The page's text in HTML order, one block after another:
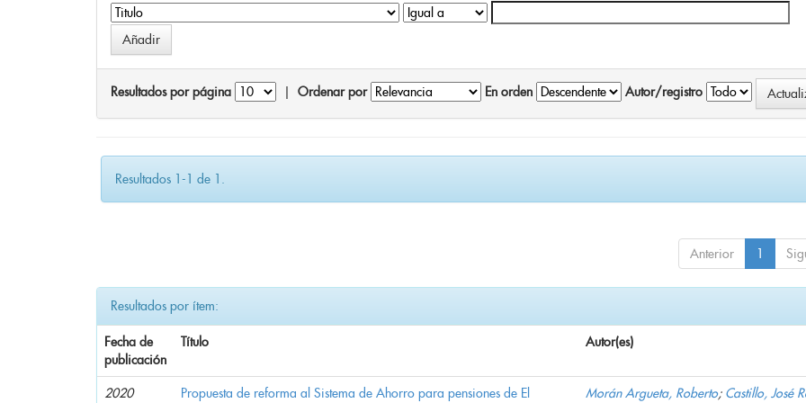
Resultados por página Ordenar por En orden Autor/registro
Resultados 1-1 de 1.
Anterior 1
Resultados por ítem:
Fecha de
publicación
Título Autor(es)
2020 Propuesta de reforma al Sistema de Ahorro para pensiones de El Morán Argueta, Roberto; Castillo, José